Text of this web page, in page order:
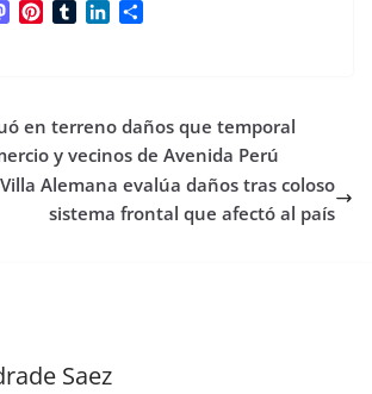
M
d
o
n
r
e
s
r
d
I
n
r
t
i
en terreno daños que temporal
y vecinos de Avenida Perú
Alemana evalúa daños tras coloso
sistema frontal que afectó al país
Saez